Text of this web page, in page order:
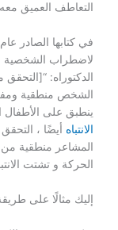
التعاطف العميق
لاضطراب الشخصية
الدكتوراه:
الشخص منطقية
ينطبق على
الانتباه أيضًا ،
المشاعر منطقية
الحركة و تشتت
إليك مثالًا على